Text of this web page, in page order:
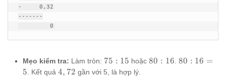
-     0,32
-------
         0
Mẹo kiểm tra: Làm tròn: 75
:
75 : 15 hoặc80
80 : 16 80
80 : 16 =
5 . Kết quả 4,72
4, 72 gần với 5, là hợp lý.